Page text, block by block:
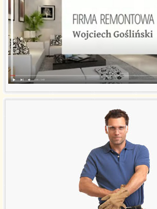
Galeria realizacji
Aranżacje
Poradnik
Referencje
Wycena usług
Kontakt